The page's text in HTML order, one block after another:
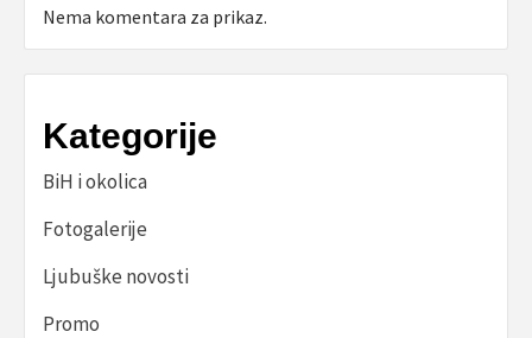
Nema komentara za prikaz.
Kategorije
BiH i okolica
Fotogalerije
Ljubuške novosti
Promo